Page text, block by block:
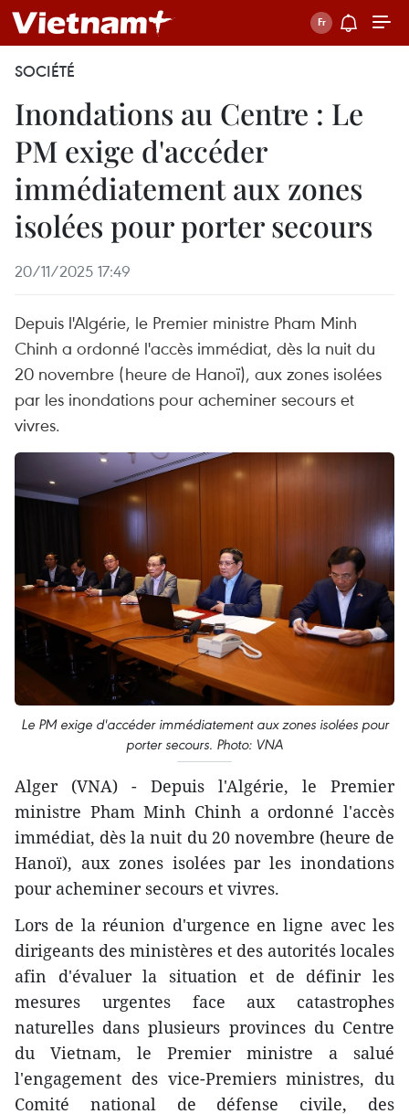
SOCIÉTÉ
Inondations au Centre : Le
PM exige d'accéder
immédiatement aux zones
isolées pour porter secours
20/11/2025 17:49
Depuis l'Algérie, le Premier ministre Pham Minh
Chinh a ordonné l'accès immédiat, dès la nuit du
20 novembre (heure de Hanoï), aux zones isolées
par les inondations pour acheminer secours et
vivres.
Le PM exige d'accéder immédiatement aux zones isolées pour
porter secours. Photo: VNA
Alger (VNA) - Depuis l'Algérie, le Premier
ministre Pham Minh Chinh a ordonné l'accès
immédiat, dès la nuit du 20 novembre (heure de
Hanoï), aux zones isolées par les inondations
pour acheminer secours et vivres.
Lors de la réunion d'urgence en ligne avec les
dirigeants des ministères et des autorités locales
afin d'évaluer la situation et de définir les
mesures urgentes face aux catastrophes
naturelles dans plusieurs provinces du Centre
du Vietnam, le Premier ministre a salué
l'engagement des vice-Premiers ministres, du
Comité national de défense civile, des